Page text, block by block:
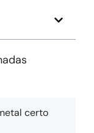
certo